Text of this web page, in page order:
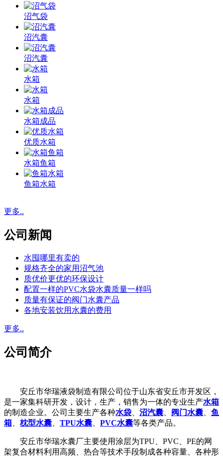
沼气袋
沼汽囊
沼汽囊
水箱
水箱
水箱成品
优质水箱
水箱鱼箱
鱼箱水箱
更多..
公司新闻
水囤哪里有卖的
规格齐全的家用沼气池
质优价更优的环保设计
配置一样的PVC水袋水囊质量一样吗
质量有保证的阀门水囊产品
各地安装饮用水囊的费用
更多..
公司简介
安丘市华瑞液袋制造有限公司位于山东省安丘市开发区，
是一家集科研开发，设计，生产，销售为一体的专业生产水箱
的制造企业。公司主要生产各种水袋、 沼汽囊、 阀门水囊、 鱼
箱、 枕型水囊、 TPU水囊、 PVC水囊等各类产品。
安丘市华瑞水囊厂主要使用涂层为TPU、PVC、PE的网
架复合材料利用高频、热合等技术手段制成各种容量、各种形